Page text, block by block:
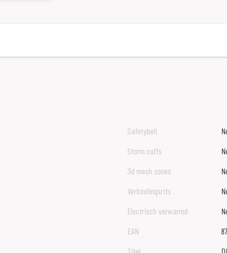
Safetybelt
Storm cuffs
3d mesh zones
Verbindingsrits
Electrisch verwarmd
EAN